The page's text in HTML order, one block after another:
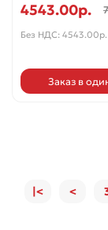
4543.00р.
Без НДС: 4543.00р.
Заказ в
|< <